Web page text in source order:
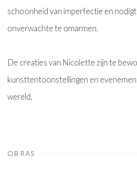
schoonheid van imperfectie en
onverwachte te omarmen.
De creaties van Nicolette zijn te
kunsttentoonstellingen en
wereld.
OBRAS